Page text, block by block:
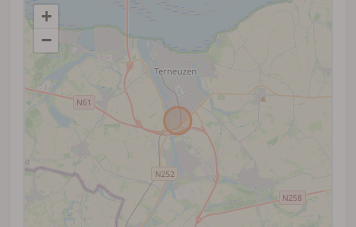
+
−